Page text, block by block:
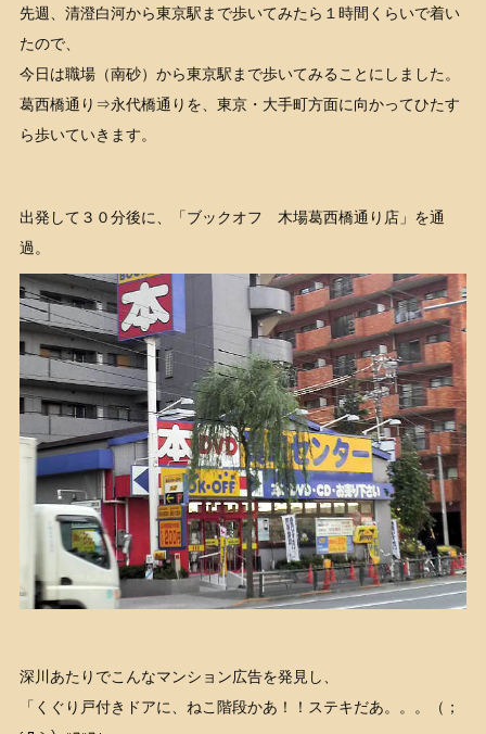
先週、清澄白河から東京駅まで歩いてみたら１時間くらいで着い
たので、
今日は職場（南砂）から東京駅まで歩いてみることにしました。
葛西橋通り⇒永代橋通りを、東京・大手町方面に向かってひたす
ら歩いていきます。
出発して３０分後に、「ブックオフ 木場葛西橋通り店」を通
過。
深川あたりでこんなマンション広告を発見し、
「くぐり戸付きドアに、ねこ階段かあ！！ステキだあ。。。（；